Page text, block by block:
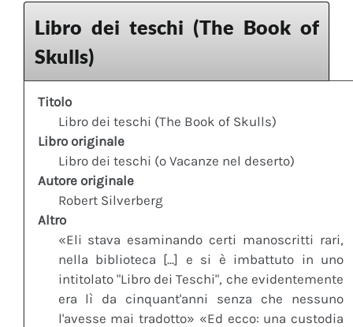
Libro dei teschi (The Book of
Skulls)
Titolo
Libro dei teschi (The Book of Skulls)
Libro originale
Libro dei teschi (o Vacanze nel deserto)
Autore originale
Robert Silverberg
Altro
«Eli stava esaminando certi manoscritti rari,
nella biblioteca [...] e si è imbattuto in uno
intitolato "Libro dei Teschi", che evidentemente
era lì da cinquant'anni senza che nessuno
l'avesse mai tradotto» «Ed ecco: una custodia